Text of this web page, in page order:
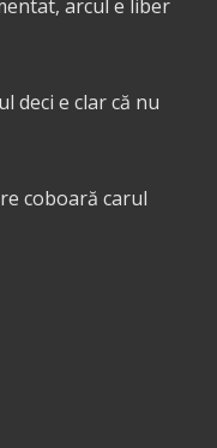
arcul e liber
deci e clar că nu
coboară carul